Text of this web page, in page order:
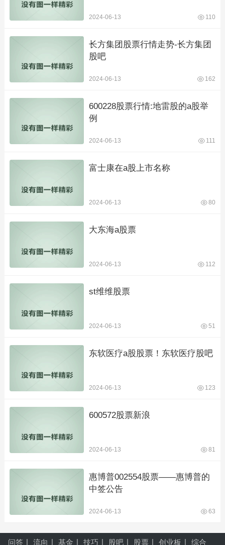
2024-06-13 110
长方集团股票行情走势-长方集团
股吧
2024-06-13 162
600228股票行情:地雷股的a股举
例
2024-06-13 111
富士康在a股上市名称
2024-06-13 80
大东海a股票
2024-06-13 112
st维维股票
2024-06-13 51
东软医疗a股股票！东软医疗股吧
2024-06-13 123
600572股票新浪
2024-06-13 81
惠博普002554股票——惠博普的
中签公告
2024-06-13 63
问答 流向 基金 技巧 股吧 股票 创业板 综合